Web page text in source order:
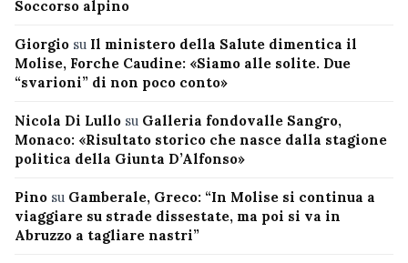
Soccorso alpino
Giorgio su Il ministero della Salute dimentica il
Molise, Forche Caudine: «Siamo alle solite. Due
“svarioni” di non poco conto»
Nicola Di Lullo su Galleria fondovalle Sangro,
Monaco: «Risultato storico che nasce dalla stagione
politica della Giunta D’Alfonso»
Pino su Gamberale, Greco: “In Molise si continua a
viaggiare su strade dissestate, ma poi si va in
Abruzzo a tagliare nastri”